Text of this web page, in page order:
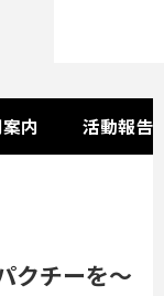
内 活動報告
クチーを～